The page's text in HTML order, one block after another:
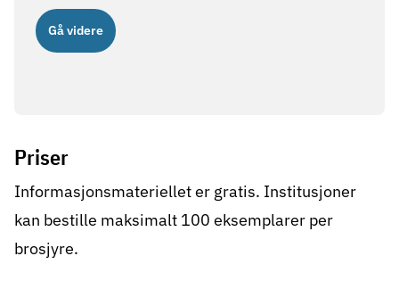
Gå videre
Priser
Informasjonsmateriellet er gratis. Institusjoner
kan bestille maksimalt 100 eksemplarer per
brosjyre.